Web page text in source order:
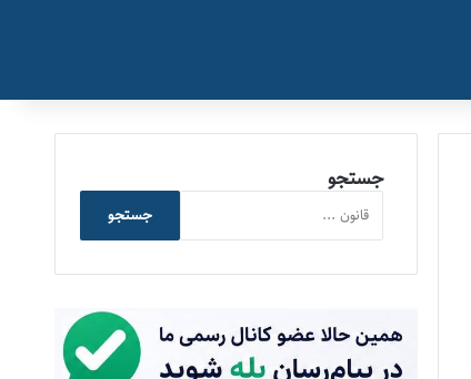
جستجو
جستجو